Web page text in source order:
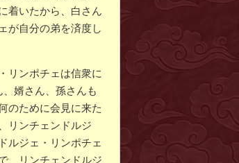
着いたから、白さん
が自分の弟を済度し
リンポチェは信衆に
婿さん、孫さんも
のために会見に来た
リンチェンドルジ
ルジェ・リンポチェ
、リンチェンドルジ